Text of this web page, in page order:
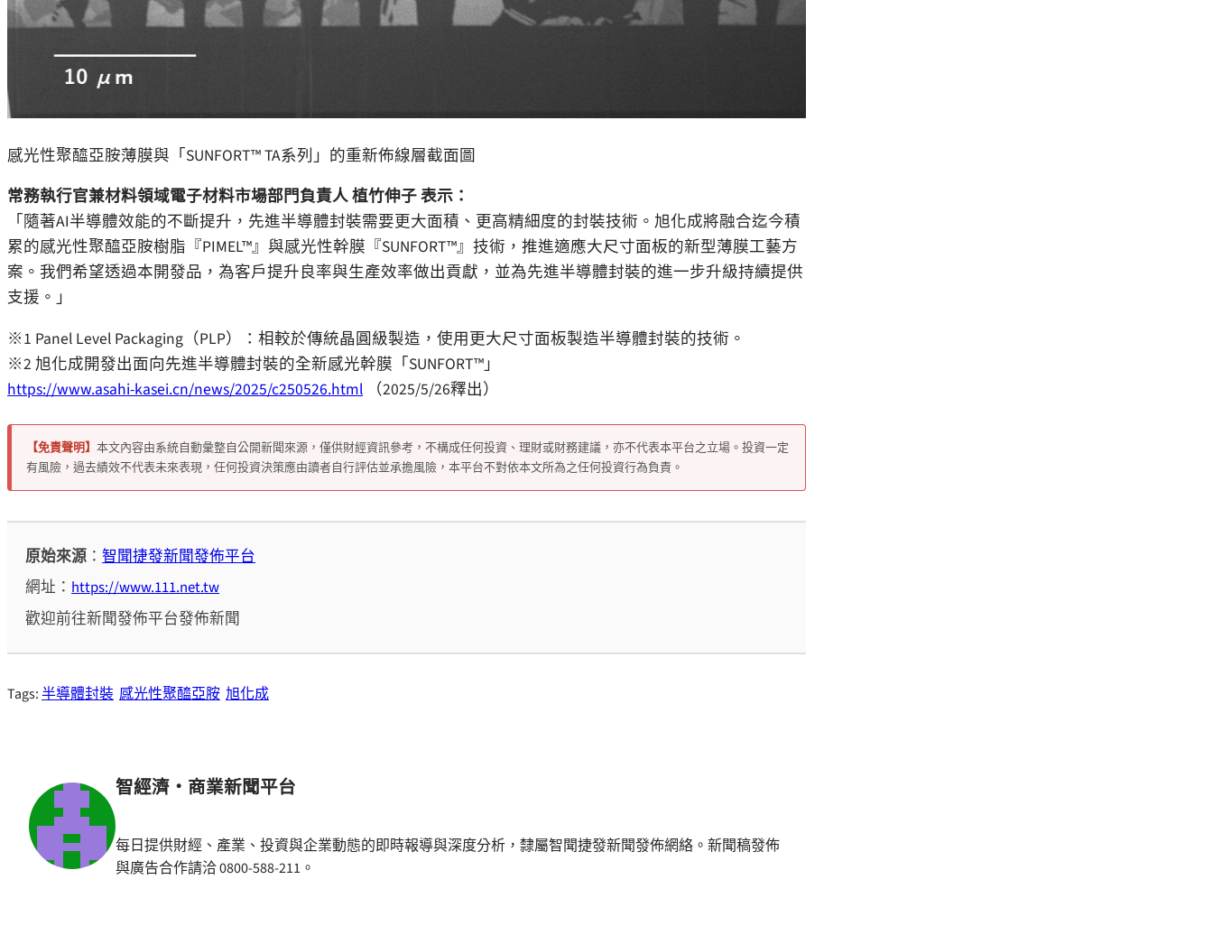
感光性聚醯亞胺薄膜與「SUNFORT™ TA系列」的重新佈線層截面圖
常務執行官兼材料領域電子材料市場部門負責人 植竹伸子 表示：
「隨著AI半導體效能的不斷提升，先進半導體封裝需要更大面積、更高精細度的封裝技術。旭化成將融合迄今積
累的感光性聚醯亞胺樹脂 『PIMEL™』 與感光性幹膜 『SUNFORT™』 技術，推進適應大尺寸面板的新型薄膜工藝方
案。我們希望透過本開發品，為客戶提升良率與生產效率做出貢獻，並為先進半導體封裝的進一步升級持續提供
支援。 」
※1 Panel Level Packaging（PLP）：相較於傳統晶圓級製造，使用更大尺寸面板製造半導體封裝的技術。
※2 旭化成開發出面向先進半導體封裝的全新感光幹膜 「SUNFORT™」
https://www.asahi-kasei.cn/news/2025/c250526.html （2025/5/26釋出）
【免責聲明】 本文內容由系統自動彙整自公開新聞來源，僅供財經資訊參考，不構成任何投資、理財或財務建議，亦不代表本平台之立場。投資一定
有風險，過去績效不代表未來表現，任何投資決策應由讀者自行評估並承擔風險，本平台不對依本文所為之任何投資行為負責。
原始來源 ：智聞捷發新聞發佈平台
網址：https://www.111.net.tw
歡迎前往新聞發佈平台發佈新聞
Tags:半導體封裝 感光性聚醯亞胺 旭化成
智經濟・商業新聞平台
每日提供財經、產業、投資與企業動態的即時報導與深度分析，隸屬智聞捷發新聞發佈網絡。新聞稿發佈
與廣告合作請洽 0800-588-211。